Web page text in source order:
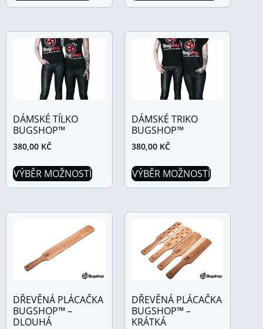
DÁMSKÉ TÍLKO
BUGSHOP™
380,00 KČ
VÝBĚR MOŽNOSTÍ
DÁMSKÉ TRIKO
BUGSHOP™
380,00 KČ
VÝBĚR MOŽNOSTÍ
DŘEVĚNÁ PLÁCAČKA
BUGSHOP™ –
DLOUHÁ
DŘEVĚNÁ PLÁCAČKA
BUGSHOP™ –
KRÁTKÁ